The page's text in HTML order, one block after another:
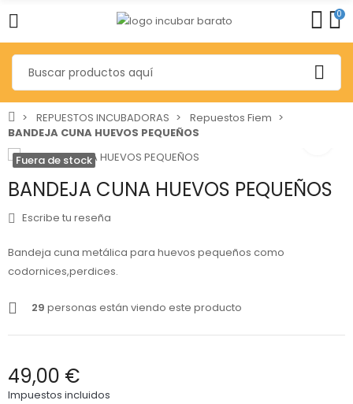
0
REPUESTOS INCUBADORAS
Repuestos Fiem
BANDEJA CUNA HUEVOS PEQUEÑOS
Fuera de stock
BANDEJA CUNA HUEVOS PEQUEÑOS
Escribe tu reseña
Bandeja cuna metálica para huevos pequeños como
codornices,perdices.
29 personas están viendo este producto
49,00 €
Impuestos incluidos